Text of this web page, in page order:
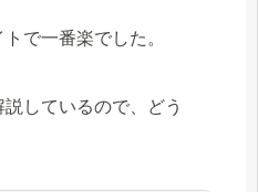
で一番楽でした。
しているので、どう